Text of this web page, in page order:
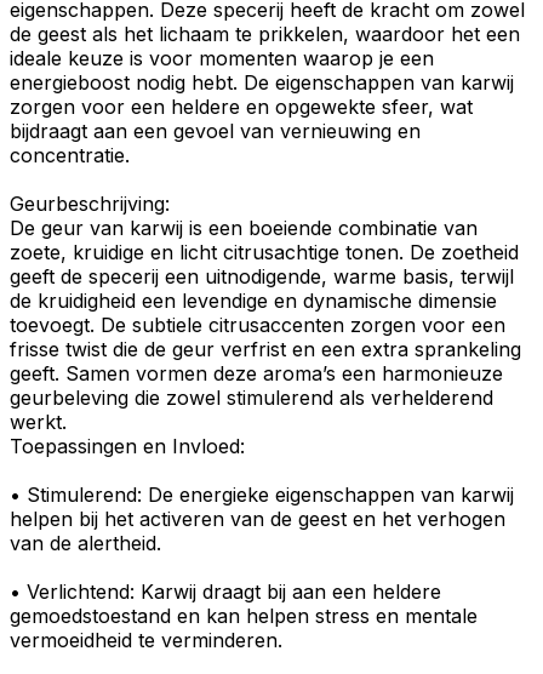
eigenschappen. Deze specerij heeft de kracht om zowel
de geest als het lichaam te prikkelen, waardoor het een
ideale keuze is voor momenten waarop je een
energieboost nodig hebt. De eigenschappen van karwij
zorgen voor een heldere en opgewekte sfeer, wat
bijdraagt aan een gevoel van vernieuwing en
concentratie.
Geurbeschrijving:
De geur van karwij is een boeiende combinatie van
zoete, kruidige en licht citrusachtige tonen. De zoetheid
geeft de specerij een uitnodigende, warme basis, terwijl
de kruidigheid een levendige en dynamische dimensie
toevoegt. De subtiele citrusaccenten zorgen voor een
frisse twist die de geur verfrist en een extra sprankeling
geeft. Samen vormen deze aroma’s een harmonieuze
geurbeleving die zowel stimulerend als verhelderend
werkt.
Toepassingen en Invloed:
• Stimulerend: De energieke eigenschappen van karwij
helpen bij het activeren van de geest en het verhogen
van de alertheid.
• Verlichtend: Karwij draagt bij aan een heldere
gemoedstoestand en kan helpen stress en mentale
vermoeidheid te verminderen.